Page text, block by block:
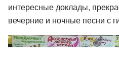
интересные доклады,
вечерние и ночные песни с